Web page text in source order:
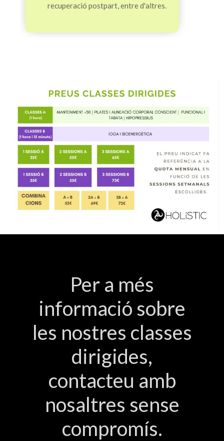
recuperació postpart, entre d'altres.
Per a més
informació sobre
les nostres classes
dirigides,
contacteu amb
nosaltres sense
compromís.